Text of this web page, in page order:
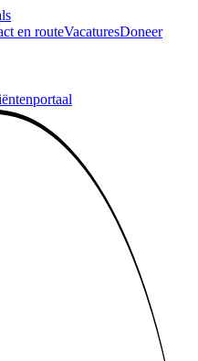
en routeVacaturesDoneer